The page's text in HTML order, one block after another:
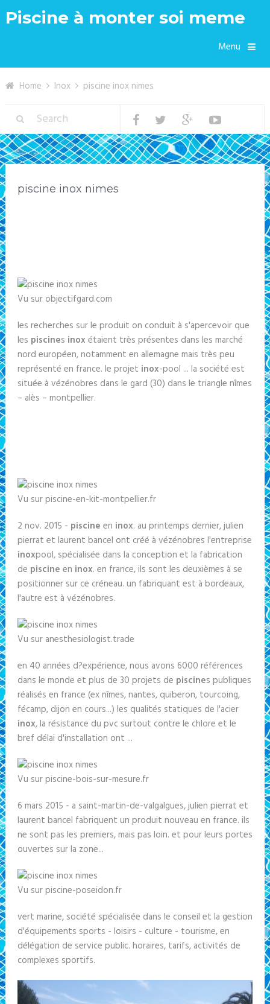
Piscine à monter soi meme
Menu
Home Inox piscine inox nimes
piscine inox nimes
Vu sur objectifgard.com
les recherches sur le produit on conduit à s'apercevoir que
les piscines inox étaient très présentes dans les marché
nord européen, notamment en allemagne mais très peu
représenté en france. le projet inox-pool ... la société est
située à vézénobres dans le gard (30) dans le triangle nîmes
– alès – montpellier.
Vu sur piscine-en-kit-montpellier.fr
2 nov. 2015 - piscine en inox. au printemps dernier, julien
pierrat et laurent bancel ont créé à vézénobres l'entreprise
inoxpool, spécialisée dans la conception et la fabrication
de piscine en inox. en france, ils sont les deuxièmes à se
positionner sur ce créneau. un fabriquant est à bordeaux,
l'autre est à vézénobres.
Vu sur anesthesiologist.trade
en 40 années d?expérience, nous avons 6000 références
dans le monde et plus de 30 projets de piscines publiques
réalisés en france (ex nîmes, nantes, quiberon, tourcoing,
fécamp, dijon en cours...) les qualités statiques de l'acier
inox, la résistance du pvc surtout contre le chlore et le
bref délai d'installation ont ...
Vu sur piscine-bois-sur-mesure.fr
6 mars 2015 - a saint-martin-de-valgalgues, julien pierrat et
laurent bancel fabriquent un produit nouveau en france. ils
ne sont pas les premiers, mais pas loin. et pour leurs portes
ouvertes sur la zone...
Vu sur piscine-poseidon.fr
vert marine, société spécialisée dans le conseil et la gestion
d'équipements sports - loisirs - culture - tourisme, en
délégation de service public. horaires, tarifs, activités de
complexes sportifs.